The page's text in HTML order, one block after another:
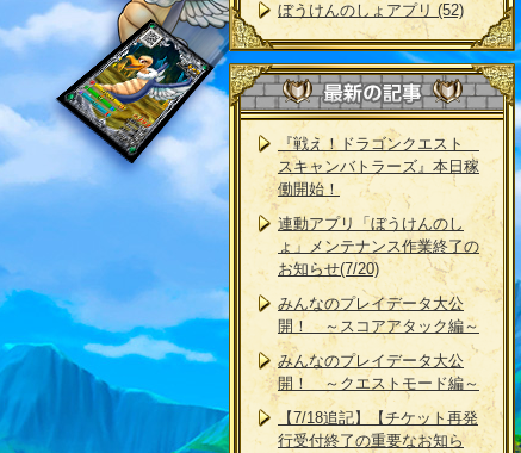
ぼうけんのしょアプリ (52)
『戦え！ドラゴンクエスト
スキャンバトラーズ』本日稼
働開始！
連動アプリ「ぼうけんのし
ょ」メンテナンス作業終了の
お知らせ(7/20)
みんなのプレイデータ大公
開！ ～スコアアタック編～
みんなのプレイデータ大公
開！ ～クエストモード編～
【7/18追記】【チケット再発
行受付終了の重要なお知ら